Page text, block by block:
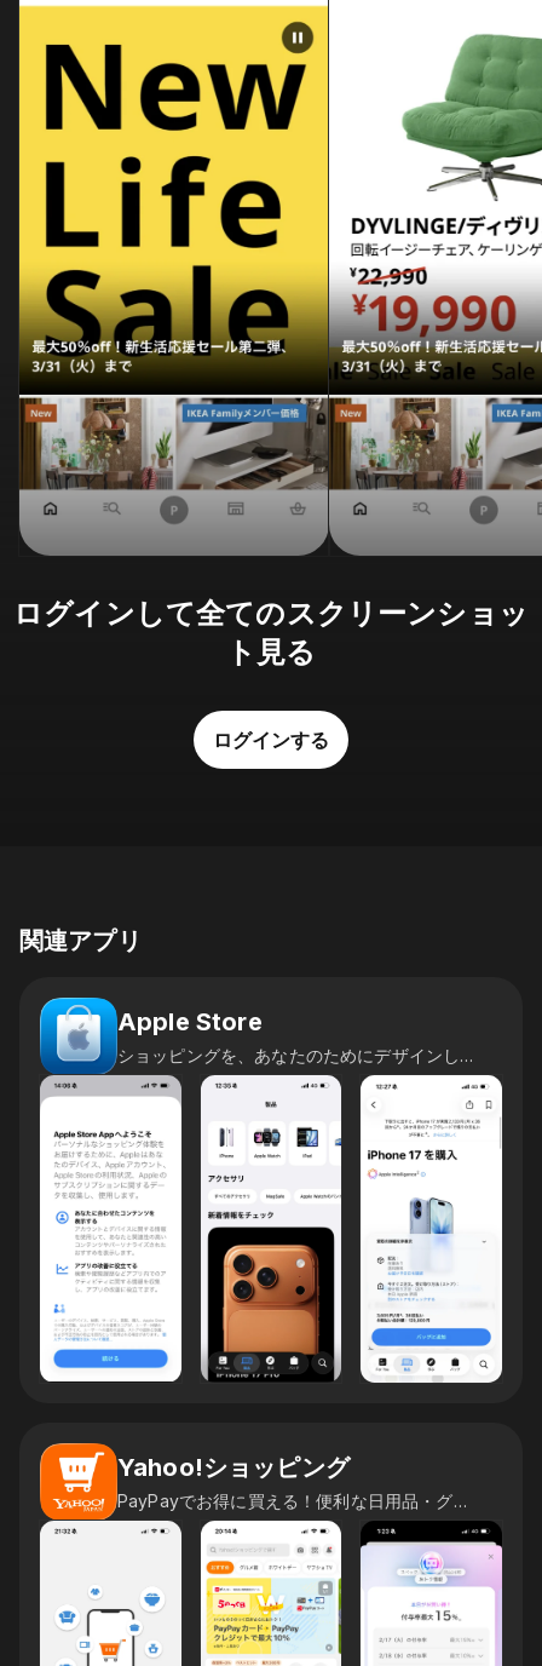
ログインして全てのスクリーンショッ
ト見る
ログインする
関連アプリ
Apple Store
ショッピングを、あなたのためにデザインしました。
Yahoo!ショッピング
PayPayでお得に買える！便利な日用品・グルメ通販アプリ